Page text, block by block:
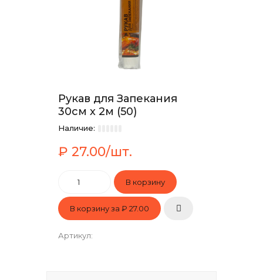
Рукав для Запекания
30см х 2м (50)
Наличие:
₽ 27.00/шт.
В корзину за ₽ 27.00
Артикул: